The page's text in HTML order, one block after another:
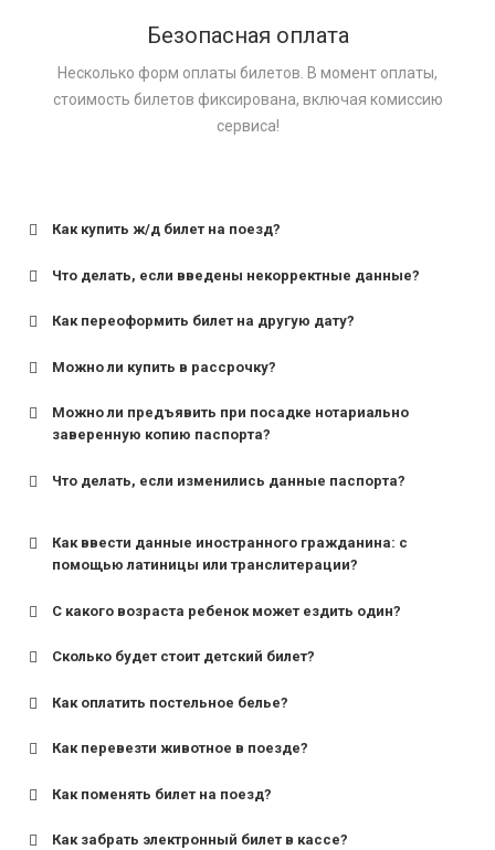
Безопасная оплата
Несколько форм оплаты билетов. В момент оплаты,
стоимость билетов фиксирована, включая комиссию
сервиса!
Как купить ж/д билет на поезд?
Что делать, если введены некорректные данные?
Как переоформить билет на другую дату?
Можно ли купить в рассрочку?
Можно ли предъявить при посадке нотариально
заверенную копию паспорта?
Что делать, если изменились данные паспорта?
Как ввести данные иностранного гражданина: с
помощью латиницы или транслитерации?
С какого возраста ребенок может ездить один?
для поездов дальнего следования — от 10 лет и
для пригородных поездов — от 7 лет.
Сколько будет стоит детский билет?
Как оплатить постельное белье?
Как перевезти животное в поезде?
Как поменять билет на поезд?
Как забрать электронный билет в кассе?